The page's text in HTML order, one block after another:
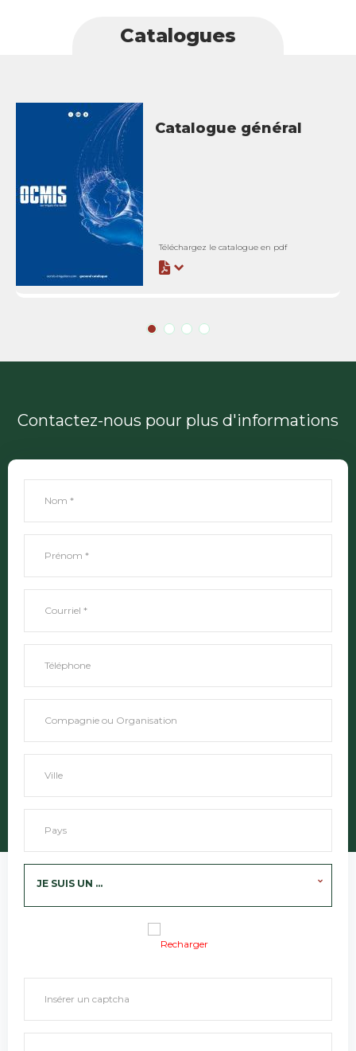
Catalogues
Catalogue général
Téléchargez le catalogue en pdf
Contactez-nous pour plus d'informations
JE SUIS UN ...
Recharger